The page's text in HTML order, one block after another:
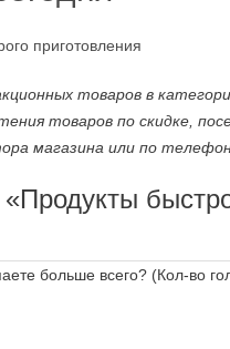
приготовления
товаров в
товаров по скидке,
магазина или по
больше всего? (Кол-во